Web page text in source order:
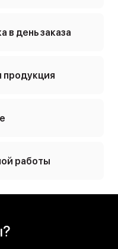
в день заказа
продукция
работы